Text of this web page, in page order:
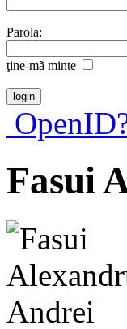
Parola:
ţine-mã minte
Fasui